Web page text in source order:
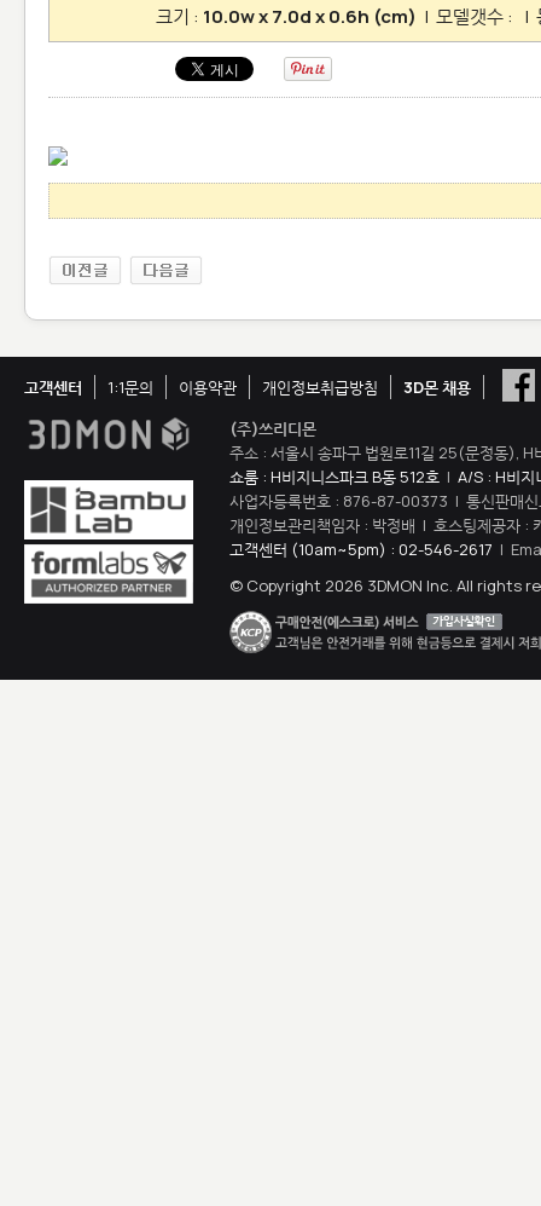
크기 : 10.0w x 7.0d x 0.6h (cm) | 모델갯수 : |
고객센터 1:1문의 이용약관 개인정보취급방침
3D몬 채용
(주)쓰리디몬
주소 : 서울시 송파구 법원로11길 25(문정동),
쇼룸 : H비지니스파크 B동 512호 | A/S : H비지
사업자등록번호 : 876-87-00373 | 통신판매
개인정보관리책임자 : 박정배 | 호스팅제공자 :
고객센터 (10am~5pm) : 02-546-2617 |
© Copyright 2026 3DMON Inc. All rights